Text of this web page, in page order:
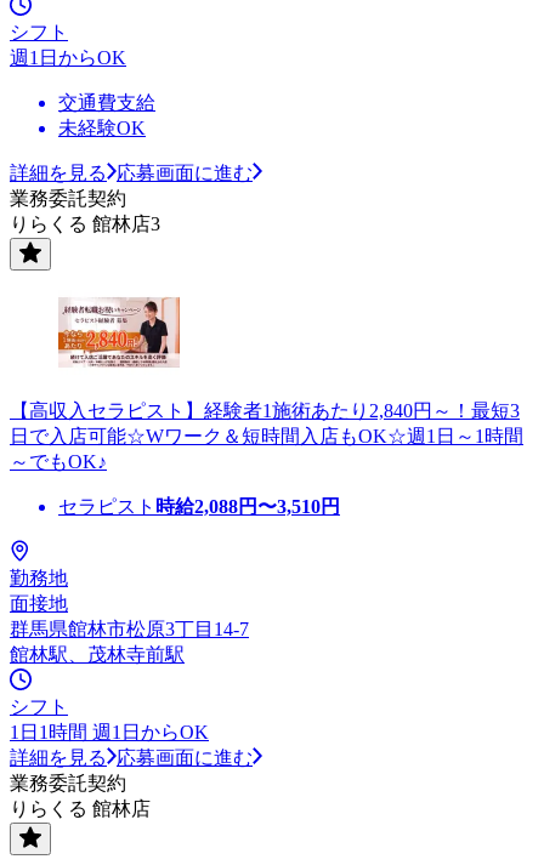
シフト
週1日からOK
交通費支給
未経験OK
詳細を見る
応募画面に進む
業務委託契約
りらくる 館林店3
【高収入セラピスト】経験者1施術あたり2,840円～！最短3
日で入店可能☆Wワーク＆短時間入店もOK☆週1日～1時間
～でもOK♪
セラピスト 時給2,088円〜3,510円
勤務地
面接地
群馬県館林市松原3丁目14-7
館林駅、茂林寺前駅
シフト
1日1時間 週1日からOK
詳細を見る
応募画面に進む
業務委託契約
りらくる 館林店